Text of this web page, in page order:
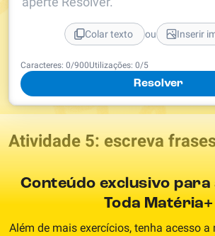
Caracteres: 0/900Utilizações: 0/5
Resolver
Colar texto ou Inserir
Atividade 5: escreva
Conteúdo exclusivo para
Toda Matéria+
Além de mais exercícios, tenha acesso a